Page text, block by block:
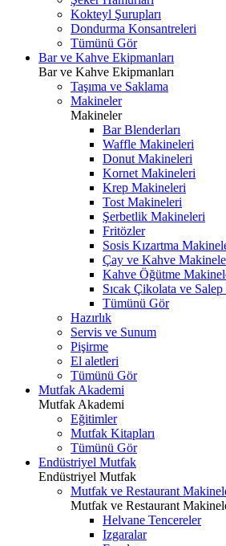
Kokteyl Şurupları
Dondurma Konsantreleri
Tümünü Gör
Bar ve Kahve Ekipmanları
Bar ve Kahve Ekipmanları
Taşıma ve Saklama
Makineler
Makineler
Bar Blenderları
Waffle Makineleri
Donut Makineleri
Kornet Makineleri
Krep Makineleri
Tost Makineleri
Şerbetlik Makineleri
Fritözler
Sosis Kızartma
Çay ve Kahve
Kahve Öğütme
Sıcak Çikolata ve
Tümünü Gör
Hazırlık
Servis ve Sunum
Pişirme
El aletleri
Tümünü Gör
Mutfak Akademi
Mutfak Akademi
Eğitimler
Mutfak Kitapları
Tümünü Gör
Endüstriyel Mutfak
Endüstriyel Mutfak
Mutfak ve Restaurant
Mutfak ve Restaurant
Helvane Tencereler
Izgaralar